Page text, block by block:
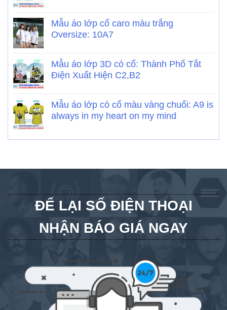
Mẫu áo lớp cổ caro màu trắng
Oversize: 10A7
Mẫu áo lớp 3D có cổ: Thành Phố Tắt
Điện Xuất Hiện C2,B2
Mẫu áo lớp có cổ màu vàng chuối: A9 is
always in my heart on my mind
ĐỂ LẠI SỐ ĐIỆN THOẠI
NHẬN BÁO GIÁ NGAY